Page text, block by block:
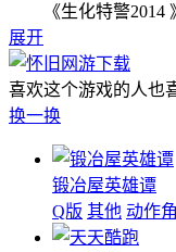
《生化特警2014 》
展开
喜欢这个游戏的人也
换一换
锻冶屋英雄谭
Q版 其他 动作